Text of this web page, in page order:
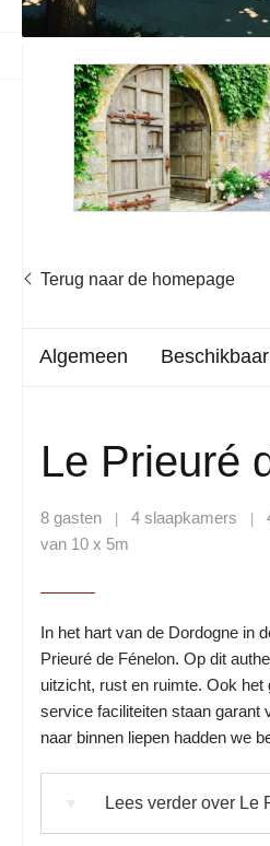
Terug naar de homepage
Algemeen
Le Prieuré
8 gasten 4 slaapkamers
van 10 x 5m
In het hart van de Dordogne in
Prieuré de Fénelon. Op dit
uitzicht, rust en ruimte. Ook
service faciliteiten staan garant
naar binnen liepen hadden we
Lees verder over Le